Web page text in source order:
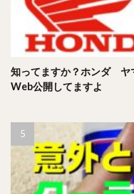
知ってますか？ホンダ
Web公開してますよ